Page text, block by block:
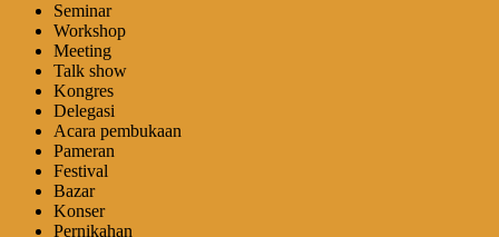
Seminar
Workshop
Meeting
Talk show
Kongres
Delegasi
Acara pembukaan
Pameran
Festival
Bazar
Konser
Pernikahan